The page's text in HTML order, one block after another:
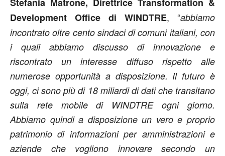
Development Office di WINDTRE, “abbiamo
incontrato oltre cento sindaci di comuni italiani, con
i quali abbiamo discusso di innovazione e
riscontrato un interesse diffuso rispetto alle
numerose opportunità a disposizione. Il futuro è
oggi, ci sono più di 18 miliardi di dati che transitano
sulla rete mobile di WINDTRE ogni giorno.
Abbiamo quindi a disposizione un vero e proprio
patrimonio di informazioni per amministrazioni e
aziende che vogliono innovare secondo un